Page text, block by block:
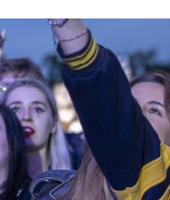
Kliknij, aby powiększyć